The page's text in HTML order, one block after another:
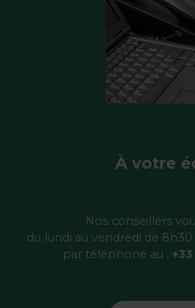
À votre
Nos conseillers
du lundi au vendredi de
par téléphone au :